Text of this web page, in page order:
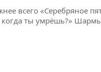
всего «Серебряное
когда ты умрёшь?»